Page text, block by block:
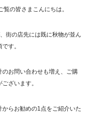
の皆さまこんにちは。
街の店先には既に秋物が並ん
す。
お問い合わせも増え、ご購
ざいます。
らお勧めの1点をご紹介いた